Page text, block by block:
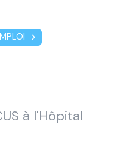
chevron_right
à l'Hôpital